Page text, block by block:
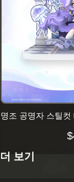
명조 공명자 스틸컷
$
더 보기